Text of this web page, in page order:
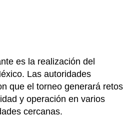
es la realización del
Las autoridades
que el torneo generará retos
y operación en varios
cercanas.